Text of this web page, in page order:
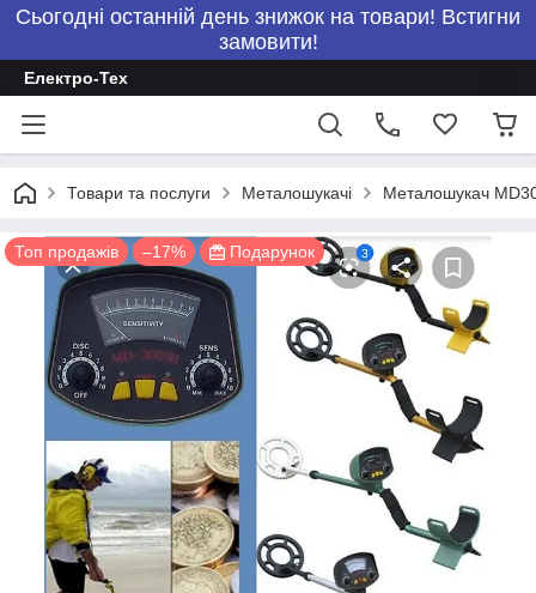
Сьогодні останній день знижок на товари! Встигни
замовити!
Електро-Тех
Товари та послуги Металошукачі Металошукач
Топ продажів –17% Подарунок